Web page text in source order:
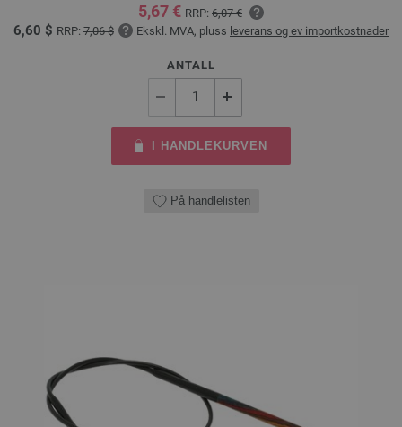
5,67 € RRP: 6,07 €
6,60 $ RRP: 7,06 $ Ekskl. MVA, pluss leverans og ev importkostnader
ANTALL
I HANDLEKURVEN
På handlelisten